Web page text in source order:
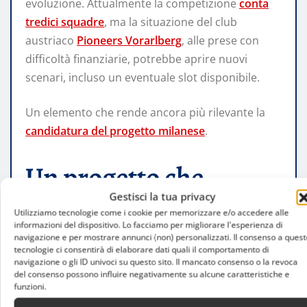
Gestisci la tua privacy
Utilizziamo tecnologie come i cookie per memorizzare e/o accedere alle
informazioni del dispositivo. Lo facciamo per migliorare l'esperienza di
navigazione e per mostrare annunci (non) personalizzati. Il consenso a
tecnologie ci consentirà di elaborare dati quali il comportamento di
navigazione o gli ID univoci su questo sito. Il mancato consenso o la revoca
del consenso possono influire negativamente su alcune caratteristiche e
funzioni.
evoluzione. Attualmente la competizione conta
tredici squadre, ma la situazione del club
austriaco Pioneers Vorarlberg, alle prese con
difficoltà finanziarie, potrebbe aprire nuovi
scenari, incluso un eventuale slot disponibile.
Un elemento che rende ancora più rilevante la
candidatura del progetto milanese.
Un progetto che
guarda al futuro dello
sport milanese